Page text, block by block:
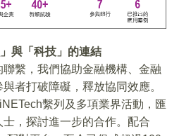
與「科技」的連結
繫，我們協助金融機構、金融
者打破障礙，釋放協同效應。
繫列及多項業界活動，匯
，探討進一步的合作。配合